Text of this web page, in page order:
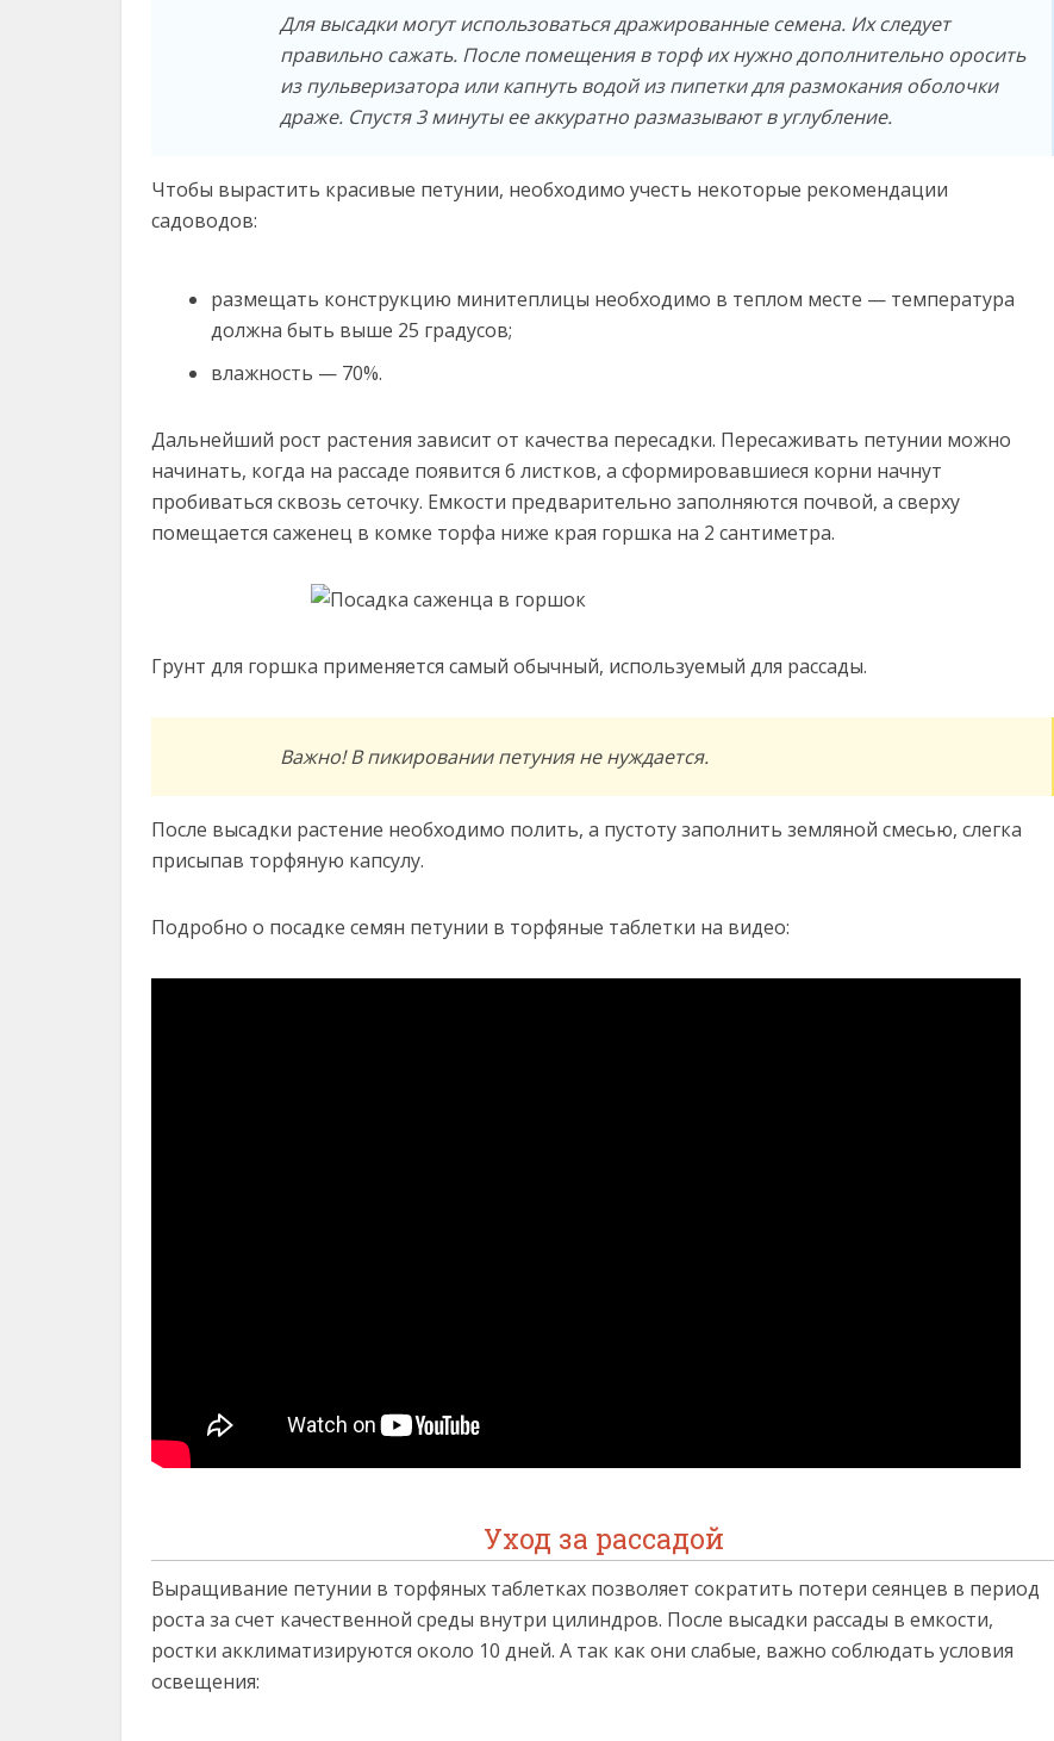
Для высадки могут использоваться дражированные семена. Их следует
правильно сажать. После помещения в торф их нужно дополнительно оросить
из пульверизатора или капнуть водой из пипетки для размокания оболочки
драже. Спустя 3 минуты ее аккуратно размазывают в углубление.
Чтобы вырастить красивые петунии, необходимо учесть некоторые рекомендации
садоводов:
размещать конструкцию минитеплицы необходимо в теплом месте — температура
должна быть выше 25 градусов;
влажность — 70%.
Дальнейший рост растения зависит от качества пересадки. Пересаживать петунии можно
начинать, когда на рассаде появится 6 листков, а сформировавшиеся корни начнут
пробиваться сквозь сеточку. Емкости предварительно заполняются почвой, а сверху
помещается саженец в комке торфа ниже края горшка на 2 сантиметра.
Грунт для горшка применяется самый обычный, используемый для рассады.
Важно! В пикировании петуния не нуждается.
После высадки растение необходимо полить, а пустоту заполнить земляной смесью, слегка
присыпав торфяную капсулу.
Подробно о посадке семян петунии в торфяные таблетки на видео:
Уход за рассадой
Выращивание петунии в торфяных таблетках позволяет сократить потери сеянцев в период
роста за счет качественной среды внутри цилиндров. После высадки рассады в емкости,
ростки акклиматизируются около 10 дней. А так как они слабые, важно соблюдать условия
освещения: